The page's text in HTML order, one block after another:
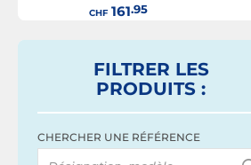
CHF161.95
FILTRER LES
PRODUITS :
CHERCHER UNE RÉFÉRENCE